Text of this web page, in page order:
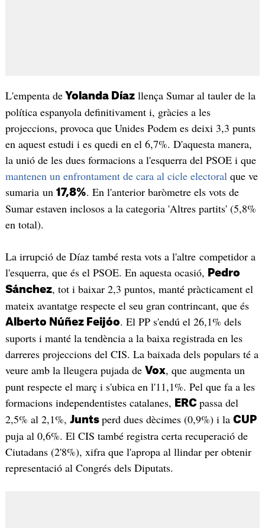
L'empenta deYolanda Díazllença Sumar al tauler de la
política espanyola definitivament i, gràcies a les
projeccions, provoca que Unides Podem es deixi 3,3 punts
en aquest estudi i es quedi en el 6,7%. D'aquesta manera,
la unió de les dues formacions a l'esquerra del PSOE i que
mantenen un enfrontament de cara al cicle electoralque ve
sumaria un 17,8%. En l'anterior baròmetre els vots de
Sumar estaven inclosos a la categoria 'Altres partits' (5,8%
en total).
La irrupció de Díaz també resta vots a l'altre competidor a
l'esquerra, que és el PSOE. En aquesta ocasió,
Pedro
Sánchez, tot i baixar 2,3 puntos, manté pràcticament el
mateix avantatge respecte el seu gran contrincant, que és
Alberto Núñez Feijóo. El PP s'endú el 26,1% dels
suports i manté la tendència a la baixa registrada en les
darreres projeccions del CIS. La baixada dels populars té a
veure amb la lleugera pujada de Vox, que augmenta un
punt respecte el març i s'ubica en l'11,1%. Pel que fa a les
formacions independentistes catalanes,
ERC passa del
2,5% al 2,1%, Junts perd dues dècimes (0,9%) i la CUP
puja al 0,6%. El CIS també registra certa recuperació de
Ciutadans (2'8%), xifra que l'apropa al llindar per obtenir
representació al Congrés dels Diputats.